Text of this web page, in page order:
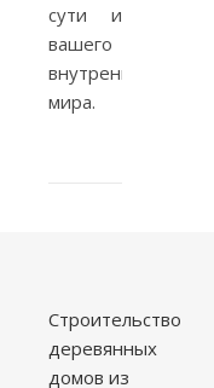
сути и
вашего
внутреннего
мира.
Строительство
деревянных
домов из